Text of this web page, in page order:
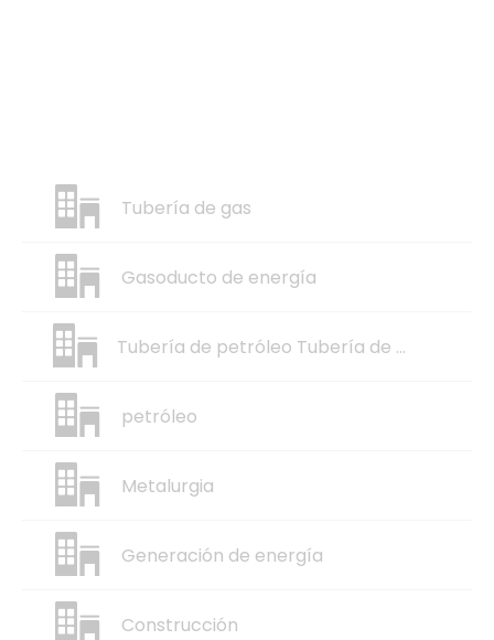
Tubería de gas
Gasoducto de energía
Tubería de petróleo Tubería de gas
petróleo
Metalurgia
Generación de energía
Construcción